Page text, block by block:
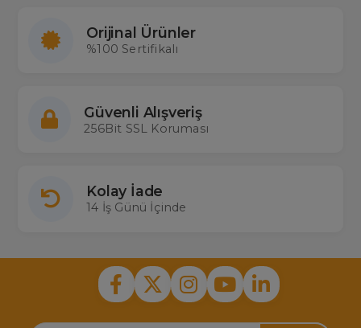
Orijinal Ürünler
%100 Sertifikalı
Güvenli Alışveriş
256Bit SSL Koruması
Kolay İade
14 İş Günü İçinde